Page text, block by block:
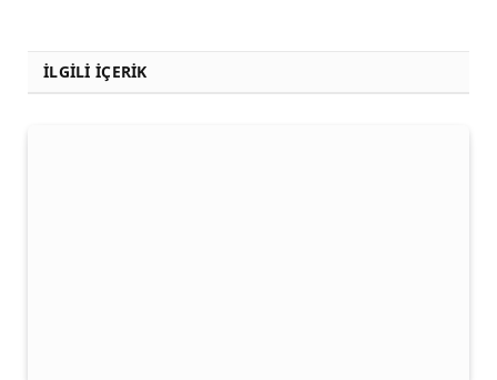
İLGİLİ İÇERİK